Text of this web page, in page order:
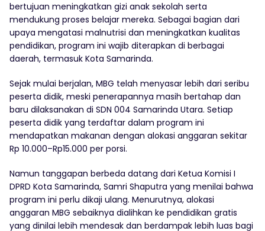
bertujuan meningkatkan gizi anak sekolah serta
mendukung proses belajar mereka. Sebagai bagian dari
upaya mengatasi malnutrisi dan meningkatkan kualitas
pendidikan, program ini wajib diterapkan di berbagai
daerah, termasuk Kota Samarinda.
Sejak mulai berjalan, MBG telah menyasar lebih dari seribu
peserta didik, meski penerapannya masih bertahap dan
baru dilaksanakan di SDN 004 Samarinda Utara. Setiap
peserta didik yang terdaftar dalam program ini
mendapatkan makanan dengan alokasi anggaran sekitar
Rp 10.000–Rp15.000 per porsi.
Namun tanggapan berbeda datang dari Ketua Komisi I
DPRD Kota Samarinda, Samri Shaputra yang menilai bahwa
program ini perlu dikaji ulang. Menurutnya, alokasi
anggaran MBG sebaiknya dialihkan ke pendidikan gratis
yang dinilai lebih mendesak dan berdampak lebih luas bagi